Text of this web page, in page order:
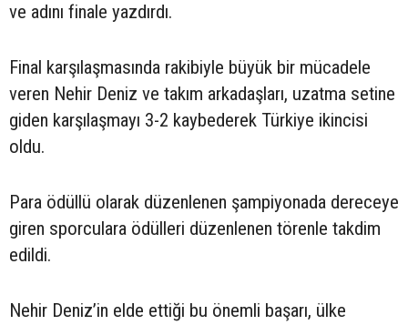
ve adını finale yazdırdı.
Final karşılaşmasında rakibiyle büyük bir mücadele
veren Nehir Deniz ve takım arkadaşları, uzatma setine
giden karşılaşmayı 3-2 kaybederek Türkiye ikincisi
oldu.
Para ödüllü olarak düzenlenen şampiyonada dereceye
giren sporculara ödülleri düzenlenen törenle takdim
edildi.
Nehir Deniz’in elde ettiği bu önemli başarı, ülke